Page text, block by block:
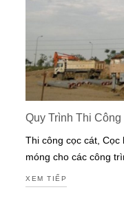
Quy Trình Thi
Thi công cọc cát,
móng cho các công
XEM TIẾP